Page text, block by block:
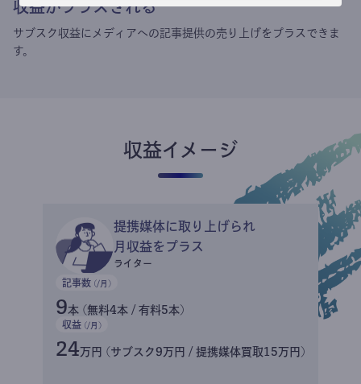
収益がプラスされる
サブスク収益にメディアへの記事提供の売り上げをプラスできま
す。
収益イメージ
提携媒体に取り上げられ
月収益をプラス
ライター
記事数 (/月)
9本 (無料4本 / 有料5本)
収益 (/月)
24万円 (サブスク9万円 / 提携媒体買取15万円)